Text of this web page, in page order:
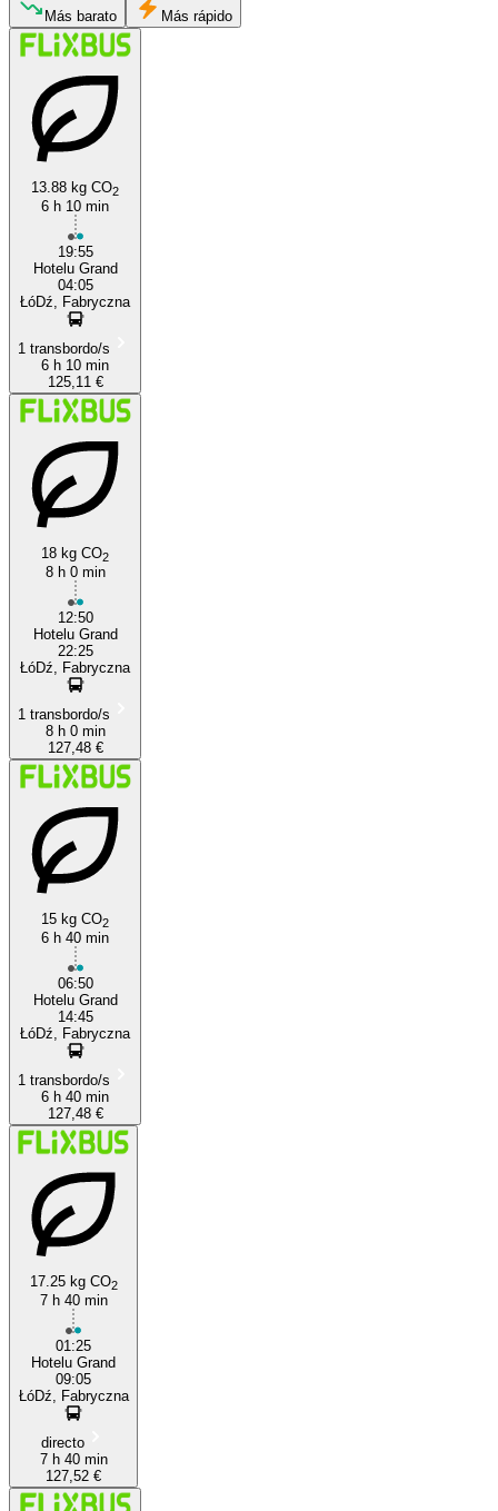
Más barato Más rápido
13.88 kg CO2
6 h 10 min
19:55
Hotelu Grand
04:05
ŁóDź, Fabryczna
1 transbordo/s
6 h 10 min
125,11 €
18 kg CO2
8 h 0 min
12:50
Hotelu Grand
22:25
ŁóDź, Fabryczna
1 transbordo/s
8 h 0 min
127,48 €
15 kg CO2
6 h 40 min
06:50
Hotelu Grand
14:45
ŁóDź, Fabryczna
1 transbordo/s
6 h 40 min
127,48 €
17.25 kg CO2
7 h 40 min
01:25
Hotelu Grand
09:05
ŁóDź, Fabryczna
directo
7 h 40 min
127,52 €